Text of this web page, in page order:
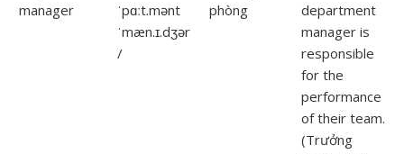
manager
ˈpɑːt.mənt
ˈmæn.ɪ.dʒər
/
phòng
department
manager is
responsible
for the
performance
of their team.
(Trưởng